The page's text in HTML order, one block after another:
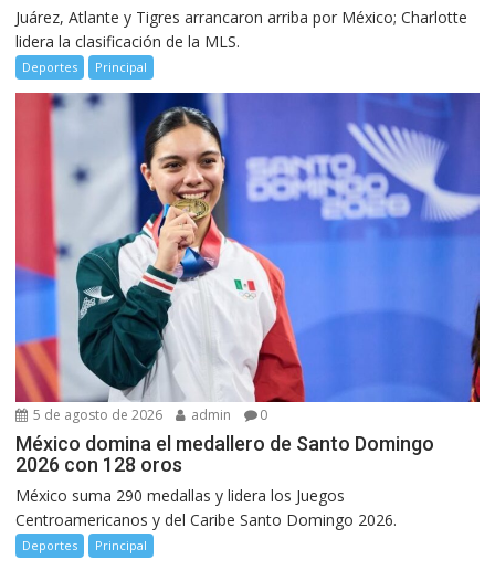
Juárez, Atlante y Tigres arrancaron arriba por México; Charlotte
lidera la clasificación de la MLS.
Deportes Principal
5 de agosto de 2026 admin 0
México domina el medallero de Santo Domingo
2026 con 128 oros
México suma 290 medallas y lidera los Juegos
Centroamericanos y del Caribe Santo Domingo 2026.
Deportes Principal